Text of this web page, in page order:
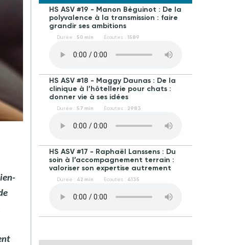
HS ASV #19 - Manon Béguinot : De la
polyvalence à la transmission : faire
grandir ses ambitions
Durée : 50 min Écoutes : 1589
HS ASV #18 - Maggy Daunas : De la
clinique à l’hôtellerie pour chats :
donner vie à ses idées
Durée : 57 min Écoutes : 2983
HS ASV #17 - Raphaël Lanssens : Du
soin à l’accompagnement terrain :
valoriser son expertise autrement
Durée : 42 min Écoutes : 4135